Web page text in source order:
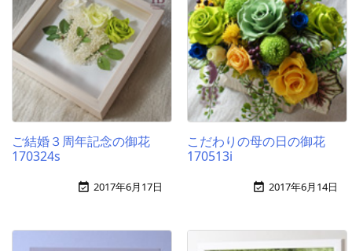
ご結婚３周年記念の御花
170324s
 2017年6月17日
こだわりの母の日の御花
170513i
 2017年6月14日